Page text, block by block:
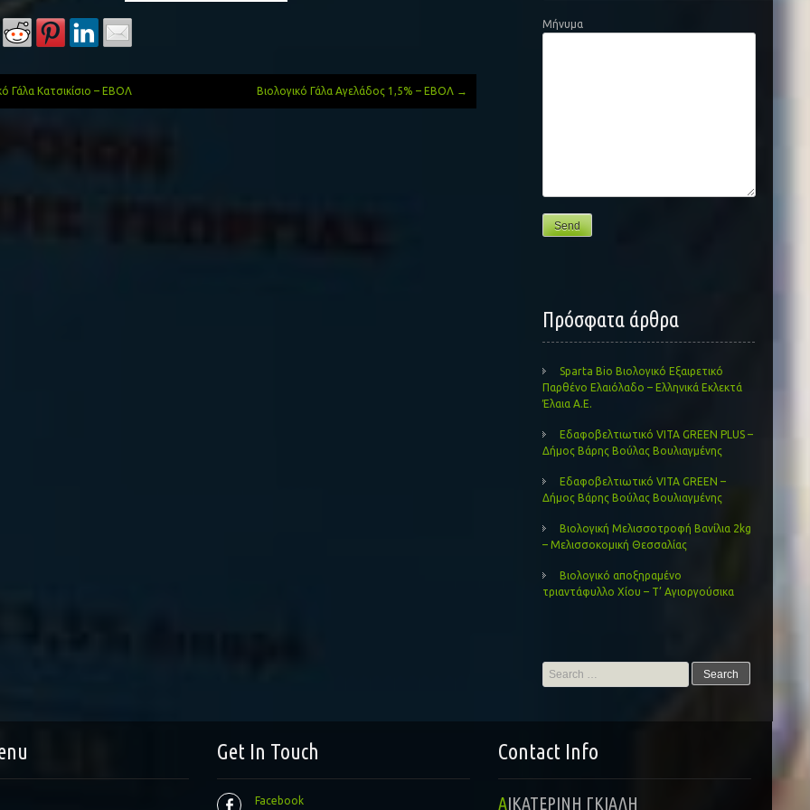
Γάλα Κατσικίσιο – ΕΒΟΛ Βιολογικό Γάλα Αγελάδος 1,5% – ΕΒΟΛ →
Μήνυμα
Πρόσφατα άρθρα
Sparta Bio Βιολογικό Εξαιρετικό
Παρθένο Ελαιόλαδο – Ελληνικά Εκλεκτά
Έλαια Α.Ε.
Εδαφοβελτιωτικό VITA GREEN PLUS –
Δήμος Βάρης Βούλας Βουλιαγμένης
Εδαφοβελτιωτικό VITA GREEN –
Δήμος Βάρης Βούλας Βουλιαγμένης
Βιολογική Μελισσοτροφή Βανίλια 2kg
– Μελισσοκομική Θεσσαλίας
Βιολογικό αποξηραμένο
τριαντάφυλλο Χίου – Τ’ Αγιοργούσικα
Search
for:
Get In Touch
Facebook
Contact Info
ΑΙΚΑΤΕΡΙΝΗ ΓΚΙΑΛΗ